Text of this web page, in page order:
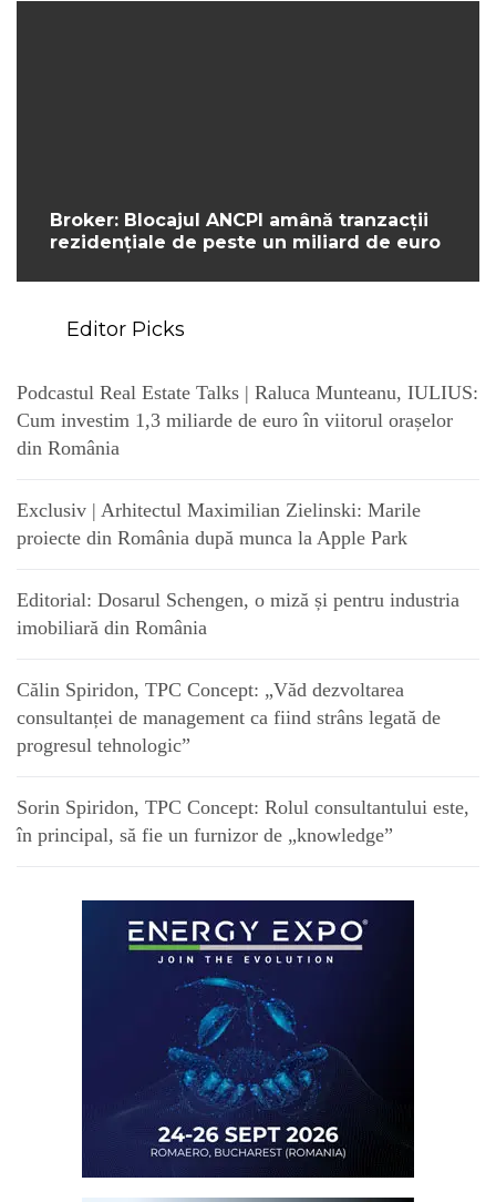
Broker: Blocajul ANCPI amână tranzacții
rezidențiale de peste un miliard de euro
Editor Picks
Podcastul Real Estate Talks | Raluca Munteanu, IULIUS:
Cum investim 1,3 miliarde de euro în viitorul orașelor
din România
Exclusiv | Arhitectul Maximilian Zielinski: Marile
proiecte din România după munca la Apple Park
Editorial: Dosarul Schengen, o miză și pentru industria
imobiliară din România
Călin Spiridon, TPC Concept: „Văd dezvoltarea
consultanței de management ca fiind strâns legată de
progresul tehnologic”
Sorin Spiridon, TPC Concept: Rolul consultantului este,
în principal, să fie un furnizor de „knowledge”